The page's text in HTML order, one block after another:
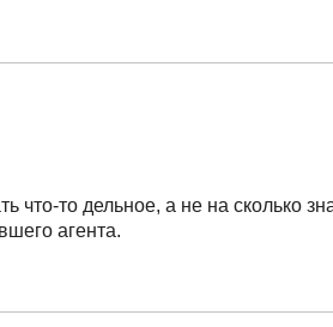
что-то дельное, а не на сколько
агента.